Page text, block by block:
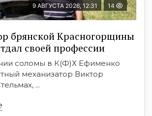
9 АВГУСТА 2026, 12:31 14
брянской Красногорщины
своей профессии
соломы в К(Ф)Х Ефименко
механизатор Виктор
...